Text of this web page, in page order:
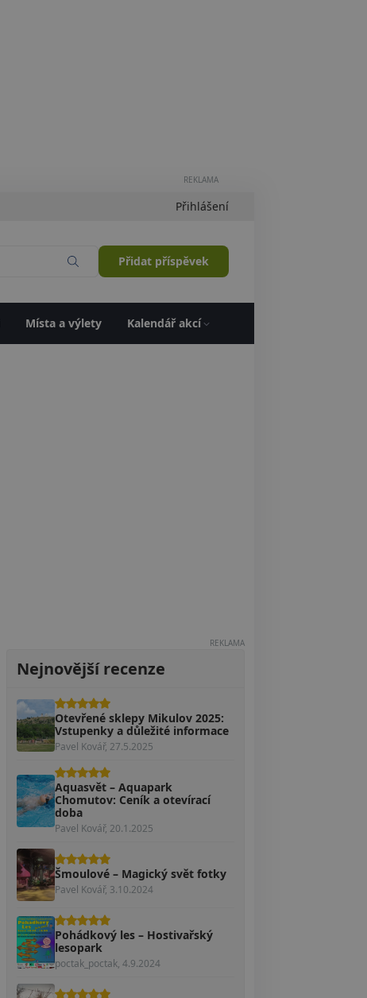
REKLAMA
Přihlášení
Přidat příspěvek
Místa a výlety Kalendář akcí
REKLAMA
Nejnovější recenze
Otevřené sklepy Mikulov 2025:
Vstupenky a důležité informace
Pavel Kovář, 27.5.2025
Aquasvět – Aquapark
Chomutov: Ceník a otevírací
doba
Pavel Kovář, 20.1.2025
Šmoulové – Magický svět fotky
Pavel Kovář, 3.10.2024
Pohádkový les – Hostivařský
lesopark
poctak_poctak, 4.9.2024